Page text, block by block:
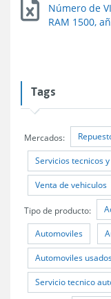
Número de
RAM 1500,
Tags
Mercados:
Servicios tecnicos
Venta de vehiculos
Tipo de producto:
Automoviles
Automoviles
Servicio tecnico